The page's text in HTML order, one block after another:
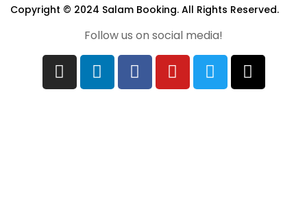
Copyright © 2024 Salam Booking. All Rights Reserved.
Follow us on social media!